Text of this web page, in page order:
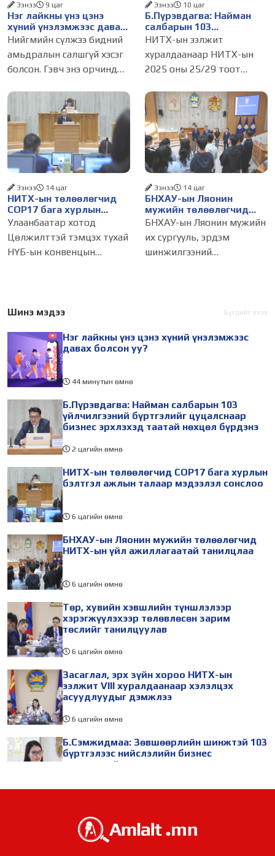
Нэг лайкны үнэ цэнэ
хүний үнэлэмжээс давах
болсон уу?
Ээнээ 9 цаг
Нийгмийн сүлжээ бидний
амьдралын салшгүй хэсэг
болсон. Гэвч энэ орчинд
амжилт, тэр ч байтугай
хүний үнэ цэнийг хүртэл
лайк, шэйр, дагагчийн
тоогоор хэмжих хандлага
газар авч
Б.Пүрэвдагва: Найман
салбарын 103
үйлчилгээний
бүртгэлийг цуцалснаар
бизнес эрхлэхэд таатай
нөхцөл бүрдэнэ
Ээнээ 10 цаг
НИТХ-ын ээлжит
хуралдаанаар НИТХ-ын
2025 оны 25/29 тоот
журмын зарим хэсгийг
хүчингүй болгож,
зөвшөөрлийн шинжтэй
103 бүртгэлээс нийслэлийн
бизнес эрхлэгчдийг
НИТХ-ын төлөөлөгчид
COP17 бага хурлын
бэлтгэл ажлын талаар
мэдээлэл сонслоо
Ээнээ 14 цаг
Улаанбаатар хотод
Цөлжилттэй тэмцэх тухай
НҮБ-ын конвенцын
өдөр зохион
холбогдуулан Нийслэлийн
БНХАУ-ын Ляонин
мужийн төлөөлөгчид
НИТХ-ын үйл
танилцлаа
Ээнээ 14 цаг
БНХАУ-ын Ляонин мужийн
их сургууль, эрдэм
шинжилгээний
төлөөлөгчид Монгол
айлчлалынхаа хүрээнд
Шинэ мэдээ Бүгдийг үзэх
Нэг лайкны үнэ цэнэ хүний үнэлэмжээс
давах болсон уу?
44 минутын өмнө
Б.Пүрэвдагва: Найман салбарын 103
үйлчилгээний бүртгэлийг цуцалснаар
бизнес эрхлэхэд таатай нөхцөл бүрдэнэ
2 цагийн өмнө
НИТХ-ын төлөөлөгчид COP17 бага хурлын
бэлтгэл ажлын талаар мэдээлэл сонслоо
6 цагийн өмнө
БНХАУ-ын Ляонин мужийн төлөөлөгчид
НИТХ-ын үйл ажиллагаатай танилцлаа
6 цагийн өмнө
Төр, хувийн хэвшлийн түншлэлээр
хэрэгжүүлэхээр төлөвлөсөн зарим
төслийг танилцуулав
6 цагийн өмнө
Засаглал, эрх зүйн хороо НИТХ-ын
ээлжит VIII хуралдаанаар хэлэлцэх
асуудлуудыг дэмжлээ
6 цагийн өмнө
Б.Сэмжидмаа: Зөвшөөрлийн шинжтэй 103
бүртгэлээс нийслэлийн бизнес
эрхлэгчдийг чөлөөллөө
төсвийн талаарх ерөнхий хяналтын
сонсгол зохион байгуулсан байна